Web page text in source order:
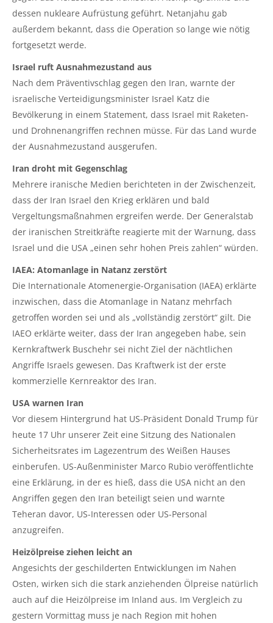
dessen nukleare Aufrüstung geführt. Netanjahu gab
außerdem bekannt, dass die Operation so lange wie nötig
fortgesetzt werde.
Israel ruft Ausnahmezustand aus
Nach dem Präventivschlag gegen den Iran, warnte der
israelische Verteidigungsminister Israel Katz die
Bevölkerung in einem Statement, dass Israel mit Raketen-
und Drohnenangriffen rechnen müsse. Für das Land wurde
der Ausnahmezustand ausgerufen.
Iran droht mit Gegenschlag
Mehrere iranische Medien berichteten in der Zwischenzeit,
dass der Iran Israel den Krieg erklären und bald
Vergeltungsmaßnahmen ergreifen werde. Der Generalstab
der iranischen Streitkräfte reagierte mit der Warnung, dass
Israel und die USA „einen sehr hohen Preis zahlen“ würden.
IAEA: Atomanlage in Natanz zerstört
Die Internationale Atomenergie-Organisation (IAEA) erklärte
inzwischen, dass die Atomanlage in Natanz mehrfach
getroffen worden sei und als „vollständig zerstört“ gilt. Die
IAEO erklärte weiter, dass der Iran angegeben habe, sein
Kernkraftwerk Buschehr sei nicht Ziel der nächtlichen
Angriffe Israels gewesen. Das Kraftwerk ist der erste
kommerzielle Kernreaktor des Iran.
USA warnen Iran
Vor diesem Hintergrund hat US-Präsident Donald Trump für
heute 17 Uhr unserer Zeit eine Sitzung des Nationalen
Sicherheitsrates im Lagezentrum des Weißen Hauses
einberufen. US-Außenminister Marco Rubio veröffentlichte
eine Erklärung, in der es hieß, dass die USA nicht an den
Angriffen gegen den Iran beteiligt seien und warnte
Teheran davor, US-Interessen oder US-Personal
anzugreifen.
Heizölpreise ziehen leicht an
Angesichts der geschilderten Entwicklungen im Nahen
Osten, wirken sich die stark anziehenden Ölpreise natürlich
auch auf die Heizölpreise im Inland aus. Im Vergleich zu
gestern Vormittag muss je nach Region mit hohen